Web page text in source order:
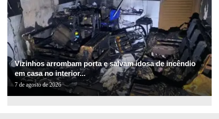
Vizinhos arrombam porta e salvam idosa de incêndio
em casa no interior...
7 de agosto de 2026